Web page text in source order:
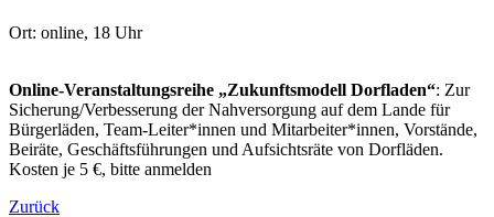
Ort: online, 18 Uhr
Online-Veranstaltungsreihe „Zukunftsmodell Dorfladen“: Zur
Sicherung/Verbesserung der Nahversorgung auf dem Lande für
Bürgerläden, Team-Leiter*innen und Mitarbeiter*innen, Vorstände,
Beiräte, Geschäftsführungen und Aufsichtsräte von Dorfläden.
Kosten je 5 €, bitte anmelden
Zurück